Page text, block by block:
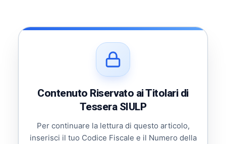
Contenuto Riservato ai Titolari di
Tessera SIULP
Per continuare la lettura di questo articolo,
inserisci il tuo Codice Fiscale e il Numero della